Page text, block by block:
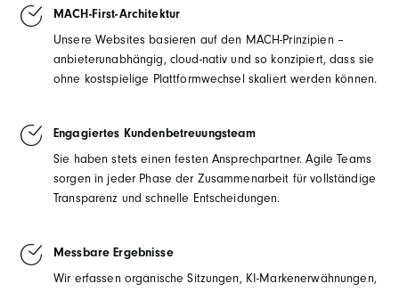
MACH-First-Architektur
Unsere Websites basieren auf den MACH-Prinzipien –
anbieterunabhängig, cloud-nativ und so konzipiert, dass sie
ohne kostspielige Plattformwechsel skaliert werden können.
Engagiertes Kundenbetreuungsteam
Sie haben stets einen festen Ansprechpartner. Agile Teams
sorgen in jeder Phase der Zusammenarbeit für vollständige
Transparenz und schnelle Entscheidungen.
Messbare Ergebnisse
Wir erfassen organische Sitzungen, KI-Markenerwähnungen,